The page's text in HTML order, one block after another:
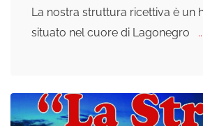
La nostra struttura ricettiva è un
situato nel cuore di Lagonegro